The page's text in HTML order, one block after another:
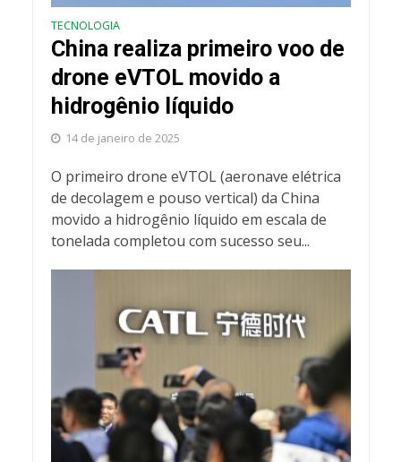
TECNOLOGIA
China realiza primeiro voo de
drone eVTOL movido a
hidrogênio líquido
14 de janeiro de 2025
O primeiro drone eVTOL (aeronave elétrica
de decolagem e pouso vertical) da China
movido a hidrogênio líquido em escala de
tonelada completou com sucesso seu...